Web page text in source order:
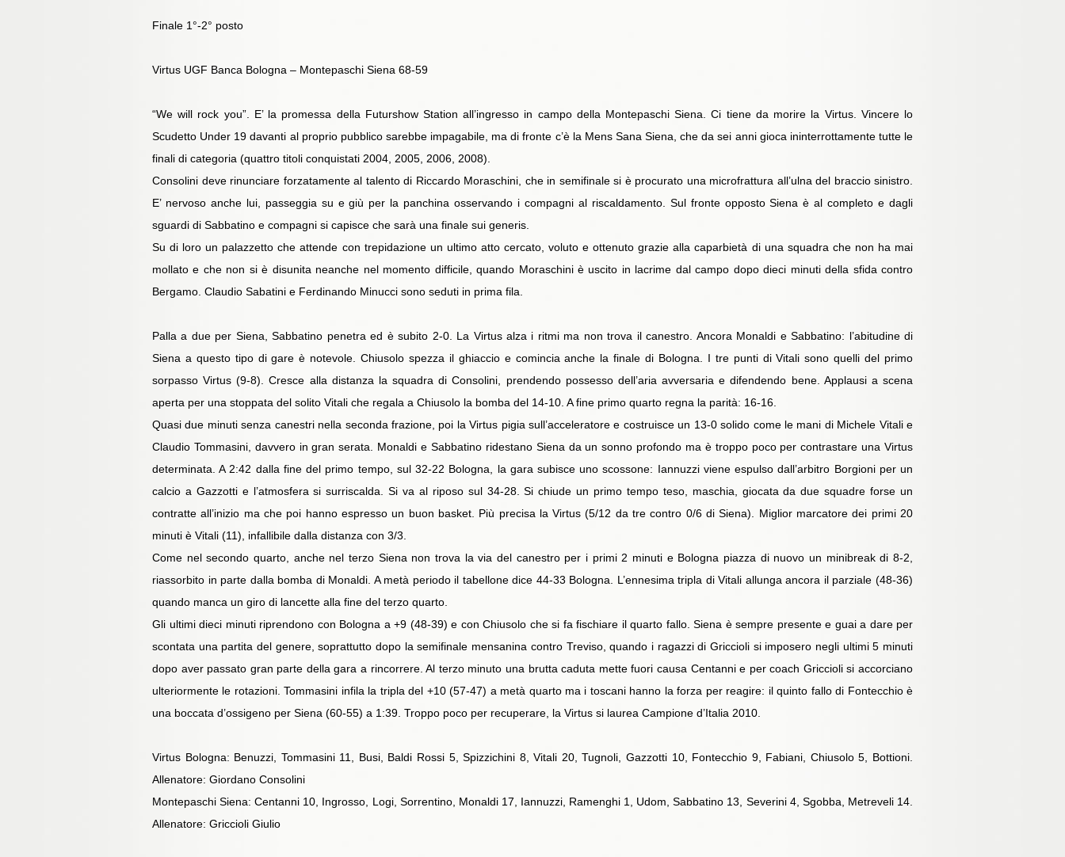
Finale 1°-2° posto
Virtus UGF Banca Bologna – Montepaschi Siena 68-59
“We will rock you”. E’ la promessa della Futurshow Station all’ingresso in campo della Montepaschi Siena. Ci tiene da morire la Virtus. Vincere lo
Scudetto Under 19 davanti al proprio pubblico sarebbe impagabile, ma di fronte c’è la Mens Sana Siena, che da sei anni gioca ininterrottamente tutte le
finali di categoria (quattro titoli conquistati 2004, 2005, 2006, 2008).
Consolini deve rinunciare forzatamente al talento di Riccardo Moraschini, che in semifinale si è procurato una microfrattura all’ulna del braccio sinistro.
E’ nervoso anche lui, passeggia su e giù per la panchina osservando i compagni al riscaldamento. Sul fronte opposto Siena è al completo e dagli
sguardi di Sabbatino e compagni si capisce che sarà una finale sui generis.
Su di loro un palazzetto che attende con trepidazione un ultimo atto cercato, voluto e ottenuto grazie alla caparbietà di una squadra che non ha mai
mollato e che non si è disunita neanche nel momento difficile, quando Moraschini è uscito in lacrime dal campo dopo dieci minuti della sfida contro
Bergamo. Claudio Sabatini e Ferdinando Minucci sono seduti in prima fila.
Palla a due per Siena, Sabbatino penetra ed è subito 2-0. La Virtus alza i ritmi ma non trova il canestro. Ancora Monaldi e Sabbatino: l’abitudine di
Siena a questo tipo di gare è notevole. Chiusolo spezza il ghiaccio e comincia anche la finale di Bologna. I tre punti di Vitali sono quelli del primo
sorpasso Virtus (9-8). Cresce alla distanza la squadra di Consolini, prendendo possesso dell’aria avversaria e difendendo bene. Applausi a scena
aperta per una stoppata del solito Vitali che regala a Chiusolo la bomba del 14-10. A fine primo quarto regna la parità: 16-16.
Quasi due minuti senza canestri nella seconda frazione, poi la Virtus pigia sull’acceleratore e costruisce un 13-0 solido come le mani di Michele Vitali e
Claudio Tommasini, davvero in gran serata. Monaldi e Sabbatino ridestano Siena da un sonno profondo ma è troppo poco per contrastare una Virtus
determinata. A 2:42 dalla fine del primo tempo, sul 32-22 Bologna, la gara subisce uno scossone: Iannuzzi viene espulso dall’arbitro Borgioni per un
calcio a Gazzotti e l’atmosfera si surriscalda. Si va al riposo sul 34-28. Si chiude un primo tempo teso, maschia, giocata da due squadre forse un
contratte all’inizio ma che poi hanno espresso un buon basket. Più precisa la Virtus (5/12 da tre contro 0/6 di Siena). Miglior marcatore dei primi 20
minuti è Vitali (11), infallibile dalla distanza con 3/3.
Come nel secondo quarto, anche nel terzo Siena non trova la via del canestro per i primi 2 minuti e Bologna piazza di nuovo un minibreak di 8-2,
riassorbito in parte dalla bomba di Monaldi. A metà periodo il tabellone dice 44-33 Bologna. L’ennesima tripla di Vitali allunga ancora il parziale (48-36)
quando manca un giro di lancette alla fine del terzo quarto.
Gli ultimi dieci minuti riprendono con Bologna a +9 (48-39) e con Chiusolo che si fa fischiare il quarto fallo. Siena è sempre presente e guai a dare per
scontata una partita del genere, soprattutto dopo la semifinale mensanina contro Treviso, quando i ragazzi di Griccioli si imposero negli ultimi 5 minuti
dopo aver passato gran parte della gara a rincorrere. Al terzo minuto una brutta caduta mette fuori causa Centanni e per coach Griccioli si accorciano
ulteriormente le rotazioni. Tommasini infila la tripla del +10 (57-47) a metà quarto ma i toscani hanno la forza per reagire: il quinto fallo di Fontecchio è
una boccata d’ossigeno per Siena (60-55) a 1:39. Troppo poco per recuperare, la Virtus si laurea Campione d’Italia 2010.
Virtus Bologna: Benuzzi, Tommasini 11, Busi, Baldi Rossi 5, Spizzichini 8, Vitali 20, Tugnoli, Gazzotti 10, Fontecchio 9, Fabiani, Chiusolo 5, Bottioni.
Allenatore: Giordano Consolini
Montepaschi Siena: Centanni 10, Ingrosso, Logi, Sorrentino, Monaldi 17, Iannuzzi, Ramenghi 1, Udom, Sabbatino 13, Severini 4, Sgobba, Metreveli 14.
Allenatore: Griccioli Giulio